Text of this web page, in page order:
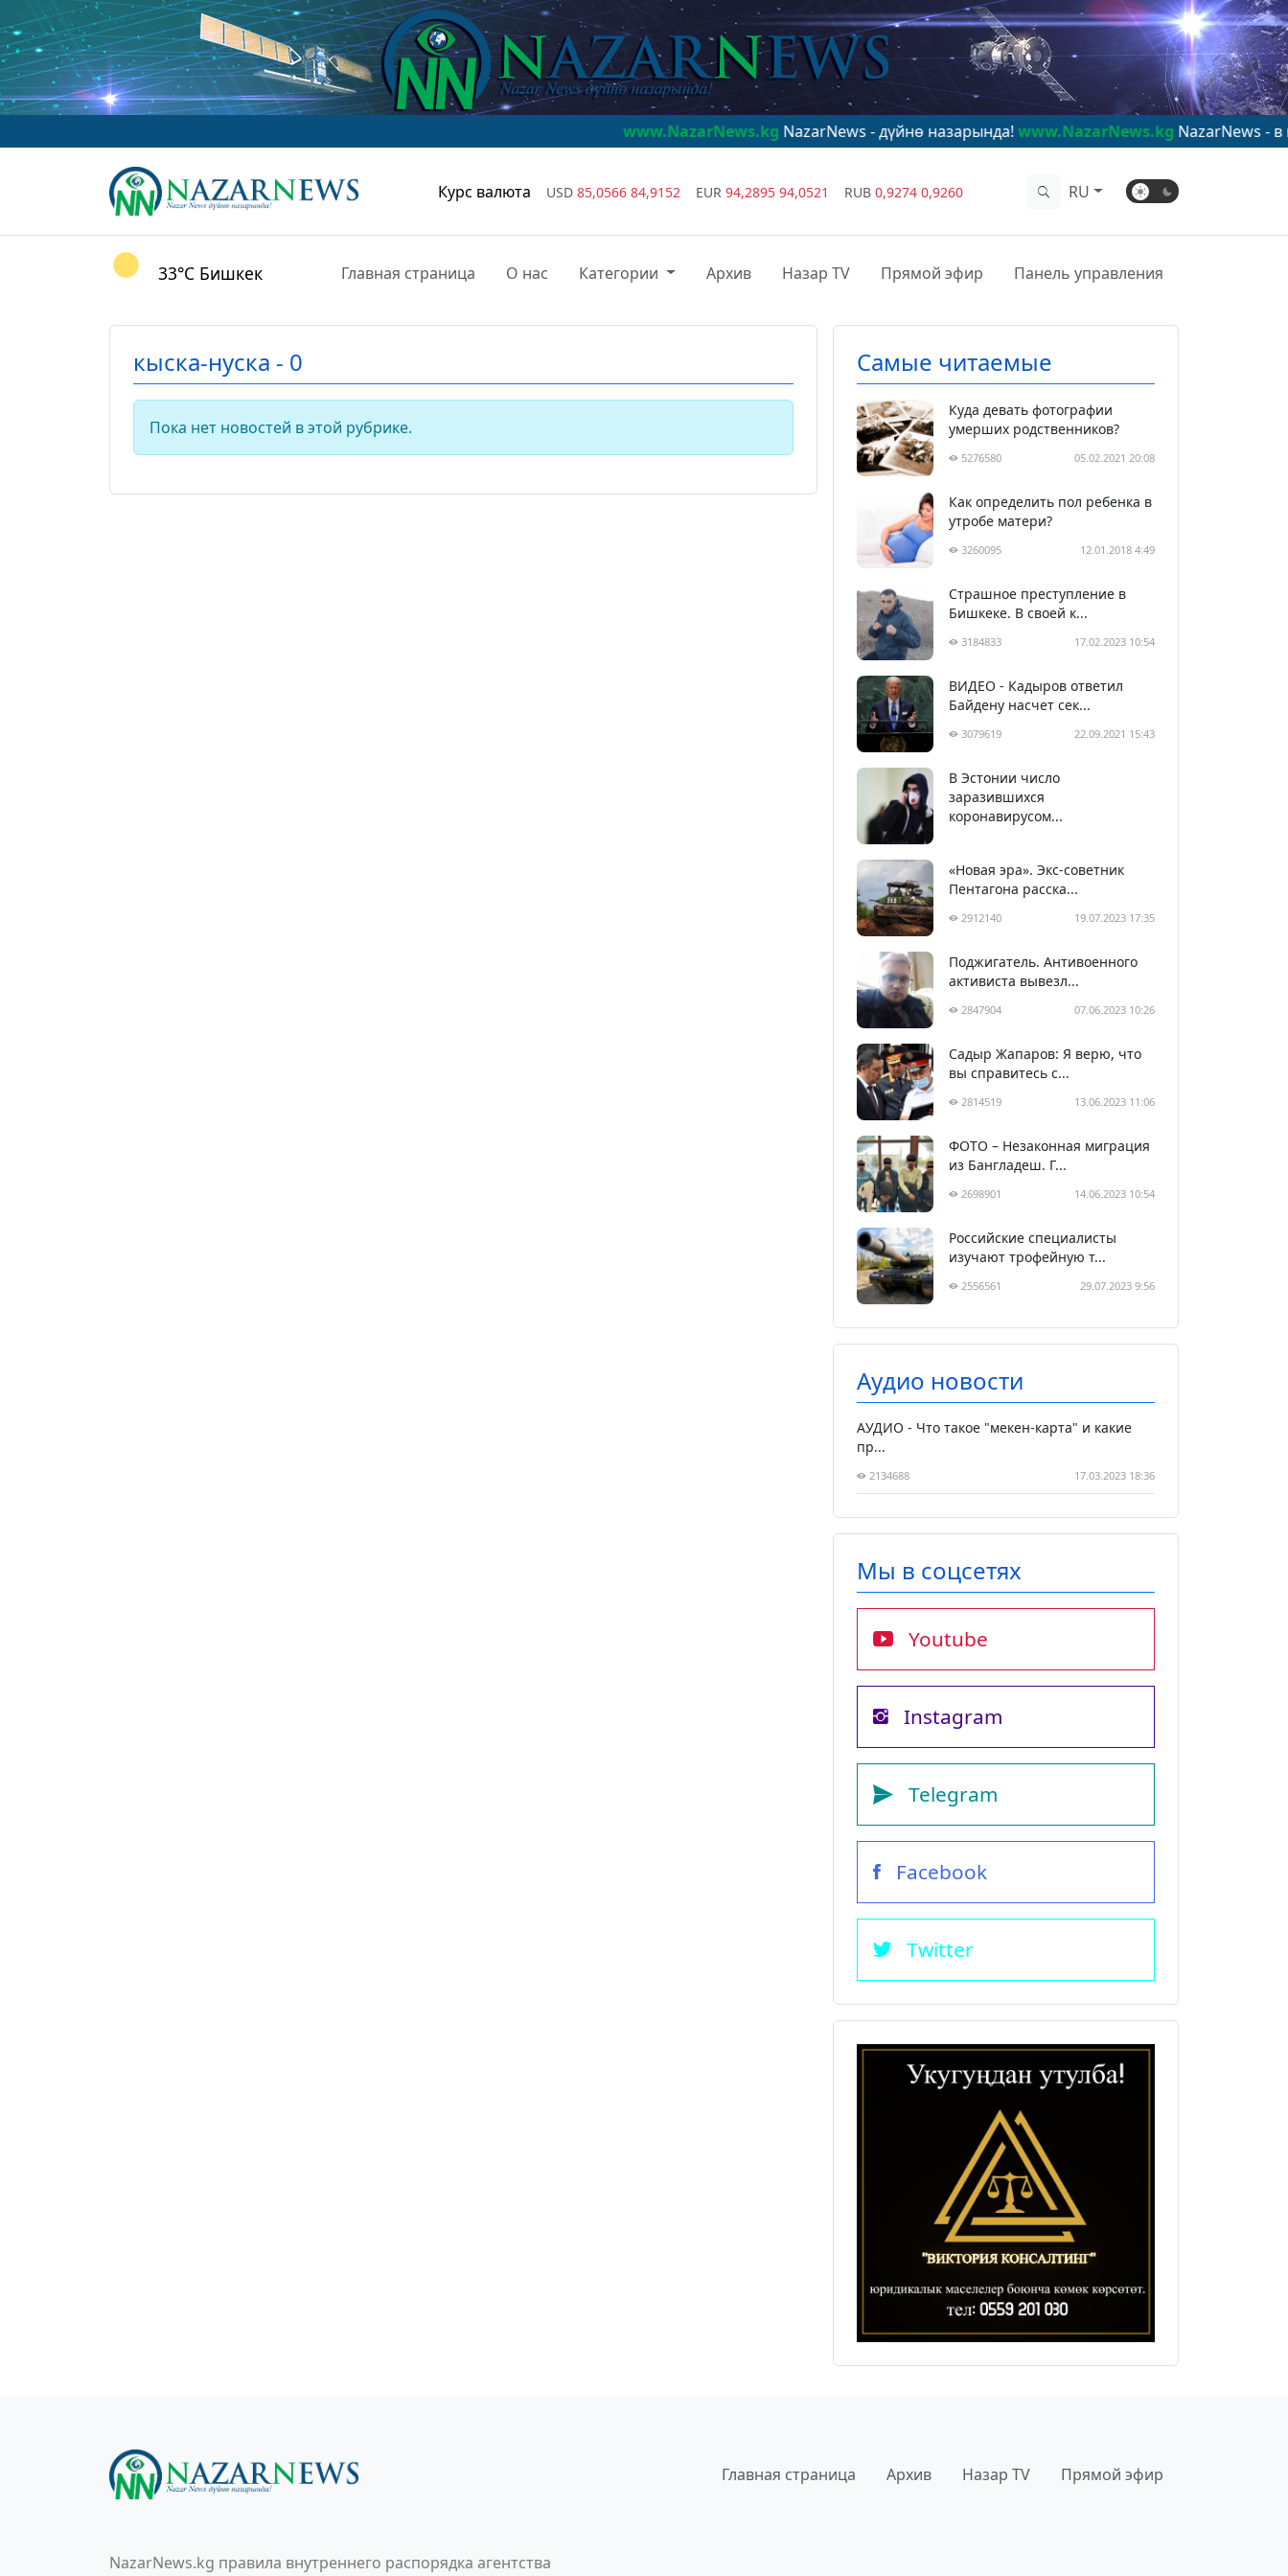
www.NazarNews.kgNazarNews - дүйнө назарында!www.NazarNews.kgNazarNews - в центре
Курс валюта USD 85,0566 84,9152 EUR 94,2895 94,0521 RUB 0,9274 0,9260 RU
33°C Бишкек Главная страница О нас Категории Архив Назар TV Прямой эфир Панель управления
кыска-нуска - 0
Пока нет новостей в этой рубрике.
Самые читаемые
Куда девать фотографии
умерших родственников?
5276580 05.02.2021 20:08
Как определить пол ребенка в
утробе матери?
3260095 12.01.2018 4:49
Страшное преступление в
Бишкеке. В своей к...
3184833 17.02.2023 10:54
ВИДЕО - Кадыров ответил
Байдену насчет сек...
3079619 22.09.2021 15:43
В Эстонии число
заразившихся
коронавирусом...
«Новая эра». Экс-советник
Пентагона расска...
2912140 19.07.2023 17:35
Поджигатель. Антивоенного
активиста вывезл...
2847904 07.06.2023 10:26
Садыр Жапаров: Я верю, что
вы справитесь с...
2814519 13.06.2023 11:06
ФОТО – Незаконная миграция
из Бангладеш. Г...
2698901 14.06.2023 10:54
Российские специалисты
изучают трофейную т...
2556561 29.07.2023 9:56
Аудио новости
АУДИО - Что такое "мекен-карта" и какие
пр...
2134688 17.03.2023 18:36
Мы в соцсетях
Youtube
Instagram
Telegram
Facebook
Twitter
Главная страница Архив Назар TV Прямой эфир
NazarNews.kg правила внутреннего распорядка агентства